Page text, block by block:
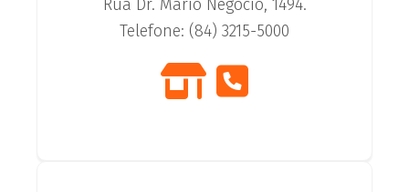
Rua Dr. Mario Negócio, 1494.
Telefone: (84) 3215-5000